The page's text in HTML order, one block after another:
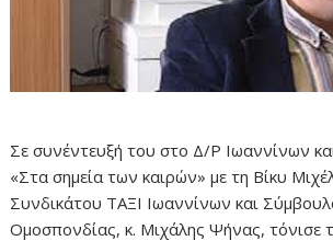
Σε συνέντευξή του στο Δ/Ρ Ιωαννίνων
«Στα σημεία των καιρών» με τη Βίκυ
Συνδικάτου ΤΑΞΙ Ιωαννίνων και
Ομοσπονδίας, κ. Μιχάλης Ψήνας, τόνισε